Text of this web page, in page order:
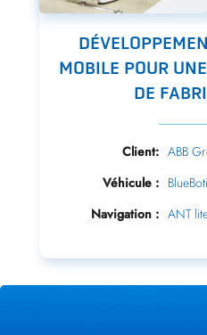
MOBILE POUR
DE
Client: ABB
Véhicule :
Navigation : ANT